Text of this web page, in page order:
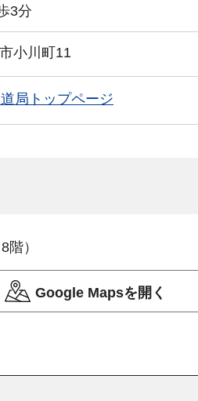
3分
小川町11
局トップページ
）
Google Mapsを開く